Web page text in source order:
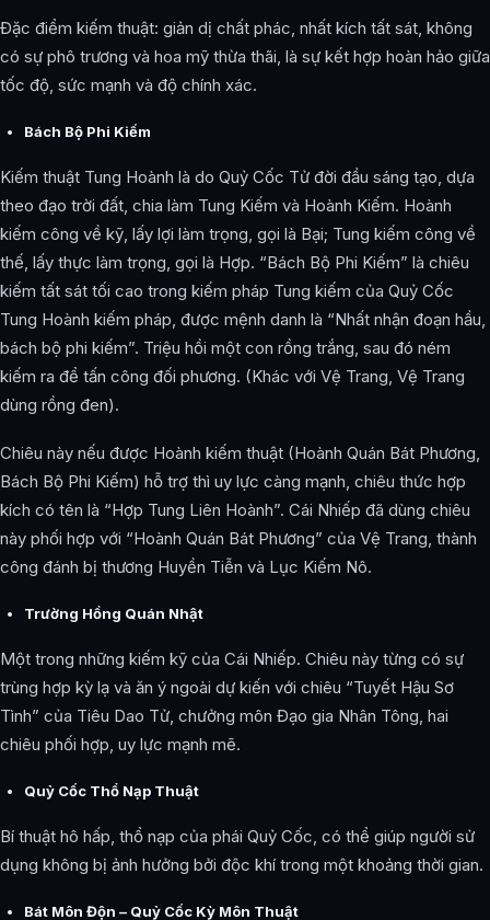
Đặc điểm kiếm thuật: giản dị chất phác, nhất kích tất sát, không
có sự phô trương và hoa mỹ thừa thãi, là sự kết hợp hoàn hảo giữa
tốc độ, sức mạnh và độ chính xác.
Bách Bộ Phi Kiếm
Kiếm thuật Tung Hoành là do Quỷ Cốc Tử đời đầu sáng tạo, dựa
theo đạo trời đất, chia làm Tung Kiếm và Hoành Kiếm. Hoành
kiếm công về kỹ, lấy lợi làm trọng, gọi là Bại; Tung kiếm công về
thế, lấy thực làm trọng, gọi là Hợp. “Bách Bộ Phi Kiếm” là chiêu
kiếm tất sát tối cao trong kiếm pháp Tung kiếm của Quỷ Cốc
Tung Hoành kiếm pháp, được mệnh danh là “Nhất nhận đoạn hầu,
bách bộ phi kiếm”. Triệu hồi một con rồng trắng, sau đó ném
kiếm ra để tấn công đối phương. (Khác với Vệ Trang, Vệ Trang
dùng rồng đen).
Chiêu này nếu được Hoành kiếm thuật (Hoành Quán Bát Phương,
Bách Bộ Phi Kiếm) hỗ trợ thì uy lực càng mạnh, chiêu thức hợp
kích có tên là “Hợp Tung Liên Hoành”. Cái Nhiếp đã dùng chiêu
này phối hợp với “Hoành Quán Bát Phương” của Vệ Trang, thành
công đánh bị thương Huyền Tiễn và Lục Kiếm Nô.
Trường Hồng Quán Nhật
Một trong những kiếm kỹ của Cái Nhiếp. Chiêu này từng có sự
trùng hợp kỳ lạ và ăn ý ngoài dự kiến với chiêu “Tuyết Hậu Sơ
Tình” của Tiêu Dao Tử, chưởng môn Đạo gia Nhân Tông, hai
chiêu phối hợp, uy lực mạnh mẽ.
Quỷ Cốc Thổ Nạp Thuật
Bí thuật hô hấp, thổ nạp của phái Quỷ Cốc, có thể giúp người sử
dụng không bị ảnh hưởng bởi độc khí trong một khoảng thời gian.
Bát Môn Độn – Quỷ Cốc Kỳ Môn Thuật